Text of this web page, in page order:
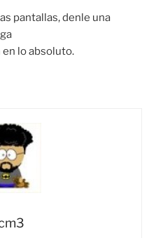
pantallas, denle una
lo absoluto.